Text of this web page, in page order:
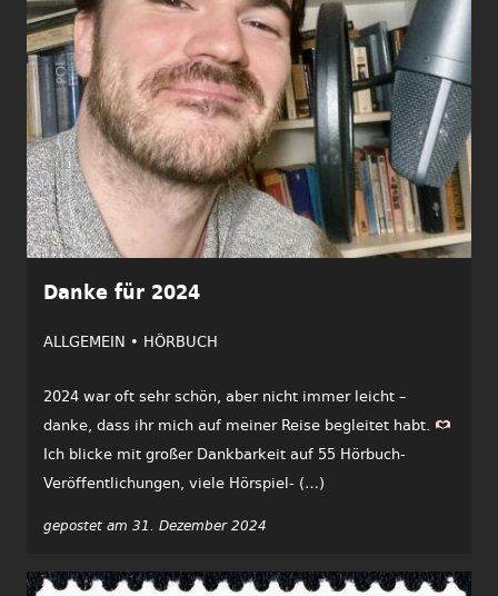
Danke für 2024
ALLGEMEIN • HÖRBUCH
2024 war oft sehr schön, aber nicht immer leicht –
danke, dass ihr mich auf meiner Reise begleitet habt.
Ich blicke mit großer Dankbarkeit auf 55 Hörbuch-
Veröffentlichungen, viele Hörspiel- (…)
gepostet am 31. Dezember 2024